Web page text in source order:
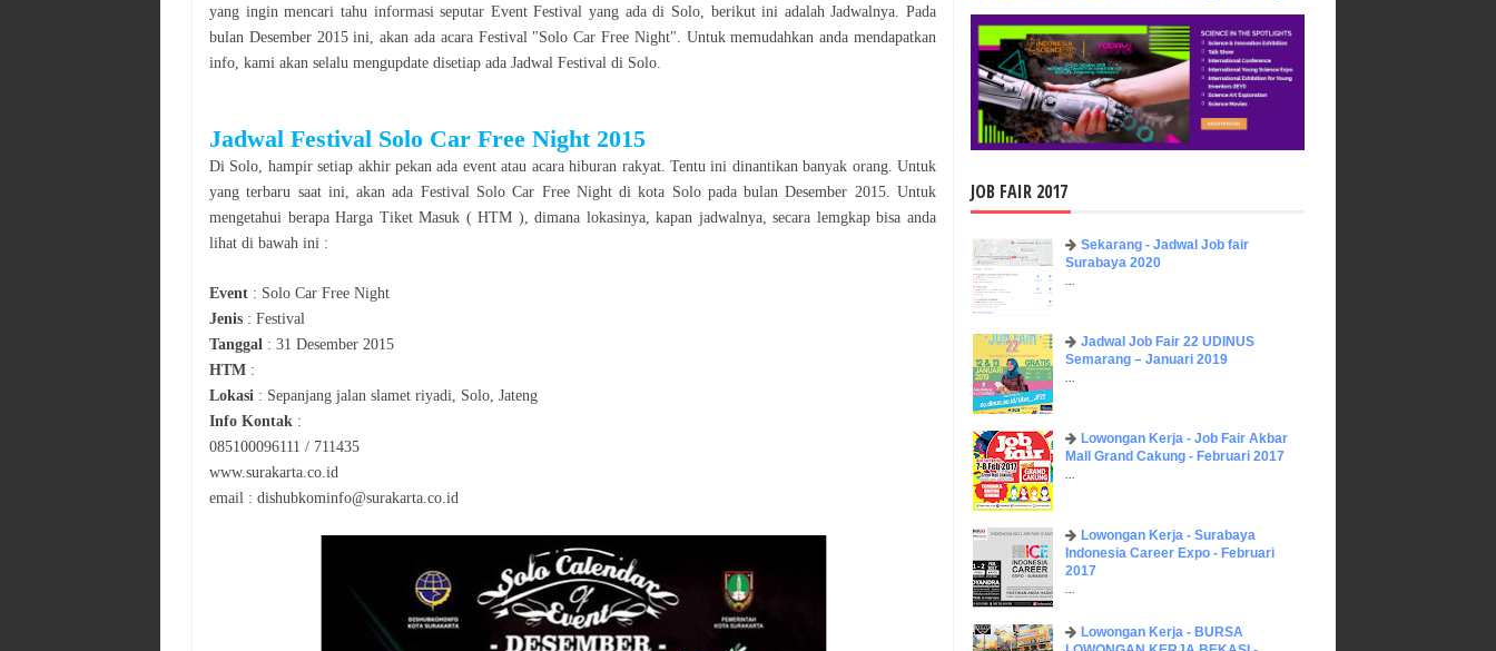
yang ingin mencari tahu informasi seputar EventFestival yang ada di Solo, berikut ini adalah Jadwalnya. Pada
bulan Desember 2015ini, akan ada acara Festival "Solo Car Free Night". Untuk memudahkan anda mendapatkan
info, kami akan selalu mengupdate disetiap ada Jadwal Festival di Solo
Jadwal Festival Solo Car Free Night 2015
Di Solo , hampir setiap akhir pekan ada event atau acara hiburan rakyat. Tentu ini dinantikan banyak orang. Untuk
yang terbaru saat ini, akan ada Festival Solo Car Free Nightdi kota Solopada bulanDesember 2015. Untuk
mengetahui berapa Harga Tiket Masuk ( HTM ), dimana lokasinya, kapan jadwalnya, secara lemgkap bisa anda
lihat di bawah ini :
Event : Solo Car Free Night
Jenis : Festival
Tanggal : 31 Desember 2015
HTM :
Lokasi : Sepanjang jalan slamet riyadi, Solo, Jateng
Info Kontak :
085100096111 / 711435
www.surakarta.co.id
email : dishubkominfo@surakarta.co.id
JOB FAIR 2017
Sekarang - Jadwal Job fair
Surabaya 2020
...
Jadwal Job Fair 22 UDINUS
Semarang – Januari 2019
...
Lowongan Kerja - Job Fair ​Akbar ​
Mall Grand Cakung - Februari 2017
...
Lowongan Kerja - Surabaya
Indonesia Career Expo - Februari
2017
...
Lowongan Kerja - BURSA